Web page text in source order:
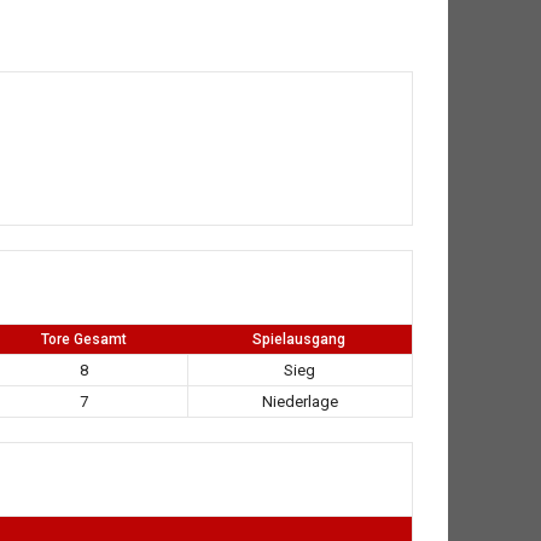
Tore Gesamt Spielausgang
8
Sieg
7
Niederlage